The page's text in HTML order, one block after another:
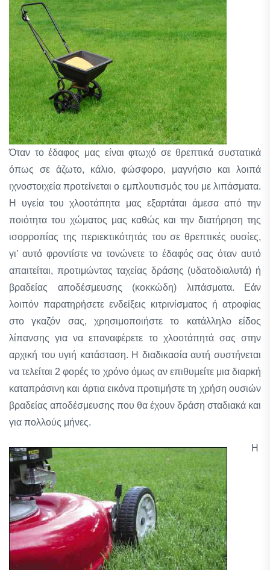
Όταν το έδαφος μας είναι φτωχό σε θρεπτικά συστατικά
όπως σε άζωτο, κάλιο, φώσφορο, μαγνήσιο και λοιπά
ιχνοστοιχεία προτείνεται ο εμπλουτισμός του με λιπάσματα.
Η υγεία του χλοοτάπητα μας εξαρτάται άμεσα από την
ποιότητα του χώματος μας καθώς και την διατήρηση της
ισορροπίας της περιεκτικότητάς του σε θρεπτικές ουσίες,
γι’ αυτό φροντίστε να τονώνετε το έδαφός σας όταν αυτό
απαιτείται, προτιμώντας ταχείας δράσης (υδατοδιαλυτά) ή
βραδείας αποδέσμευσης (κοκκώδη) λιπάσματα. Εάν
λοιπόν παρατηρήσετε ενδείξεις κιτρινίσματος ή ατροφίας
στο γκαζόν σας, χρησιμοποιήστε το κατάλληλο είδος
λίπανσης για να επαναφέρετε το χλοοτάπητά σας στην
αρχική του υγιή κατάσταση. Η διαδικασία αυτή συστήνεται
να τελείται 2 φορές το χρόνο όμως αν επιθυμείτε μια διαρκή
καταπράσινη και άρτια εικόνα προτιμήστε τη χρήση ουσιών
βραδείας αποδέσμευσης που θα έχουν δράση σταδιακά και
για πολλούς μήνες.
Η